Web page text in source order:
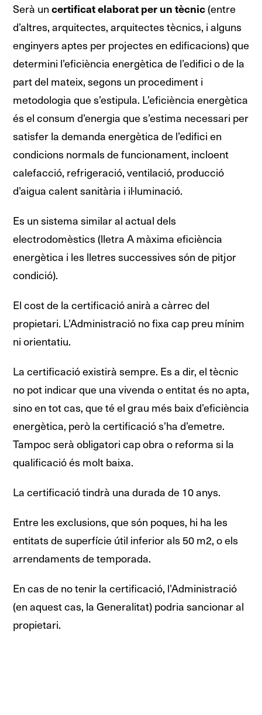
Serà un certificat elaborat per un tècnic (entre
d’altres, arquitectes, arquitectes tècnics, i alguns
enginyers aptes per projectes en edificacions) que
determini l’eficiència energètica de l’edifici o de la
part del mateix, segons un procediment i
metodologia que s’estipula. L’eficiència energètica
és el consum d’energia que s’estima necessari per
satisfer la demanda energètica de l’edifici en
condicions normals de funcionament, incloent
calefacció, refrigeració, ventilació, producció
d’aigua calent sanitària i il·luminació.
Es un sistema similar al actual dels
electrodomèstics (lletra A màxima eficiència
energètica i les lletres successives són de pitjor
condició).
El cost de la certificació anirà a càrrec del
propietari. L’Administració no fixa cap preu mínim
ni orientatiu.
La certificació existirà sempre. Es a dir, el tècnic
no pot indicar que una vivenda o entitat és no apta,
sino en tot cas, que té el grau més baix d’eficiència
energètica, però la certificació s’ha d’emetre.
Tampoc serà obligatori cap obra o reforma si la
qualificació és molt baixa.
La certificació tindrà una durada de 10 anys.
Entre les exclusions, que són poques, hi ha les
entitats de superfície útil inferior als 50 m2, o els
arrendaments de temporada.
En cas de no tenir la certificació, l’Administració
(en aquest cas, la Generalitat) podria sancionar al
propietari.